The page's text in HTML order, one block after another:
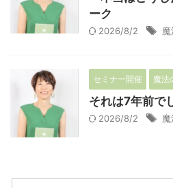
ーク
2026/8/2
セミナー開催 魔法
それは7年前で
2026/8/2